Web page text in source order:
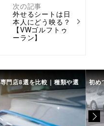
次の記事
外せるシートは日
本人にどう映る？
【VWゴルフトゥ
ーラン】
門店8選を比較｜種類や選 初め